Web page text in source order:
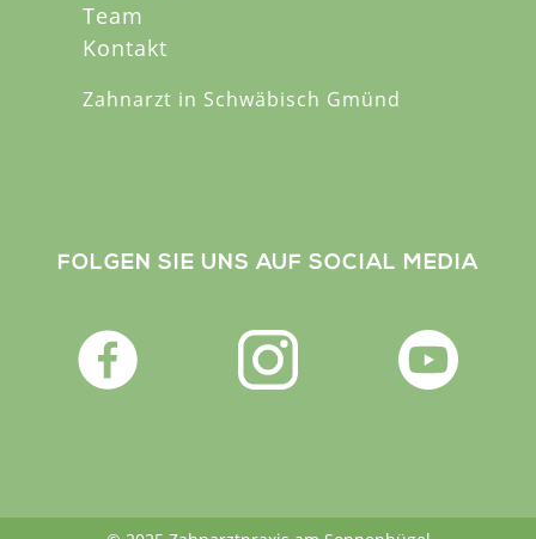
Team
Kontakt
Zahnarzt in Schwäbisch Gmünd
FOLGEN SIE UNS AUF SOCIAL MEDIA